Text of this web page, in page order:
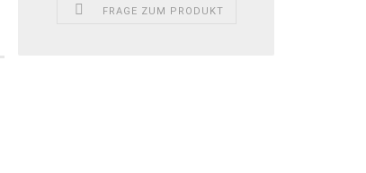
FRAGE ZUM PRODUKT